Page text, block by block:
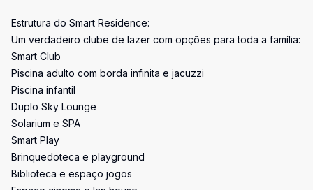
Estrutura do Smart Residence:
Um verdadeiro clube de lazer com opções para toda a família:
Smart Club
Piscina adulto com borda infinita e jacuzzi
Piscina infantil
Duplo Sky Lounge
Solarium e SPA
Smart Play
Brinquedoteca e playground
Biblioteca e espaço jogos